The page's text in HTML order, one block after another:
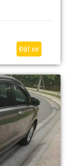
Đặt xe